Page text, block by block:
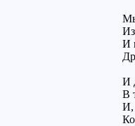
И
И
В
И,